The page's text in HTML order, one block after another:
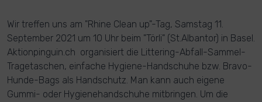
Wir treffen uns am "Rhine Clean up"-Tag, Samstag 11.
September 2021 um 10 Uhr beim "Törli" (St.Albantor) in Basel.
Aktionpinguin.ch organisiert die Littering-Abfall-Sammel-
Tragetaschen, einfache Hygiene-Handschuhe bzw. Bravo-
Hunde-Bags als Handschutz. Man kann auch eigene
Gummi- oder Hygienehandschuhe mitbringen. Um die